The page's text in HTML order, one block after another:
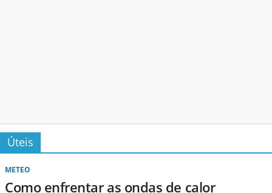
Úteis
METEO
Como enfrentar as ondas de calor